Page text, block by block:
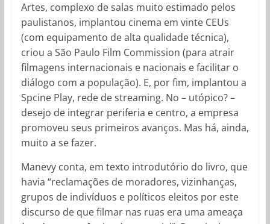
Artes, complexo de salas muito estimado pelos
paulistanos, implantou cinema em vinte CEUs
(com equipamento de alta qualidade técnica),
criou a São Paulo Film Commission (para atrair
filmagens internacionais e nacionais e facilitar o
diálogo com a população). E, por fim, implantou a
Spcine Play, rede de streaming. No – utópico? –
desejo de integrar periferia e centro, a empresa
promoveu seus primeiros avanços. Mas há, ainda,
muito a se fazer.
Manevy conta, em texto introdutório do livro, que
havia “reclamações de moradores, vizinhanças,
grupos de indivíduos e políticos eleitos por este
discurso de que filmar nas ruas era uma ameaça